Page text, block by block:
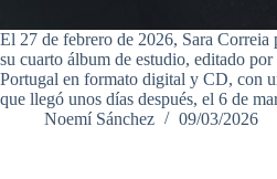
El 27 de febrero de 2026, Sara Correia
su cuarto álbum de estudio, editado
Portugal en formato digital y CD, con
que llegó unos días después, el 6 de
Noemí Sánchez
09/03/2026